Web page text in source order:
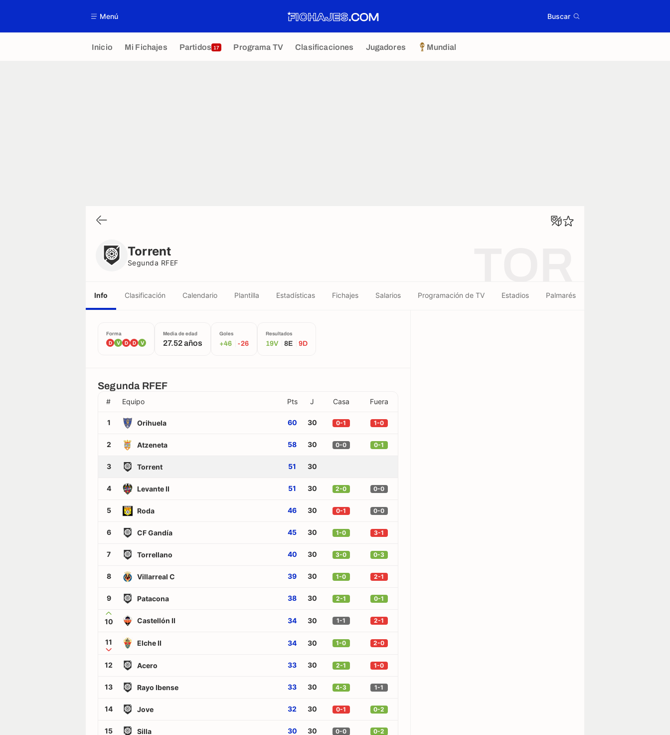
Menú Buscar
Inicio Mi Fichajes Partidos 17 Programa TV Clasificaciones Jugadores Mundial
Torrent
Segunda RFEF
Info Clasificación Calendario Plantilla Estadísticas Fichajes Salarios Programación de TV Estadios Palmarés
Forma
D V D D V
Media de edad
27.52 años
Goles
+46 -26
Resultados
19V 8E 9D
Segunda RFEF
# Equipo Pts J Casa Fuera
1 Orihuela 60 30 0-1 1-0
2 Atzeneta 58 30 0-0 0-1
3 Torrent 51 30
4 Levante II 51 30 2-0 0-0
5 Roda 46 30 0-1 0-0
6 CF Gandía 45 30 1-0 3-1
7 Torrellano 40 30 3-0 0-3
8 Villarreal C 39 30 1-0 2-1
9 Patacona 38 30 2-1 0-1
10 Castellón II 34 30 1-1 2-1
11 Elche II 34 30 1-0 2-0
12 Acero 33 30 2-1 1-0
13 Rayo Ibense 33 30 4-3 1-1
14 Jove 32 30 0-1 0-2
15 Silla 30 30 0-0 0-2